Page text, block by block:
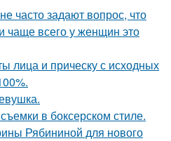
часто задают вопрос, что
чаще всего у женщин это
лица и прическу с исходных
в боксерском стиле.
Рябининой для нового